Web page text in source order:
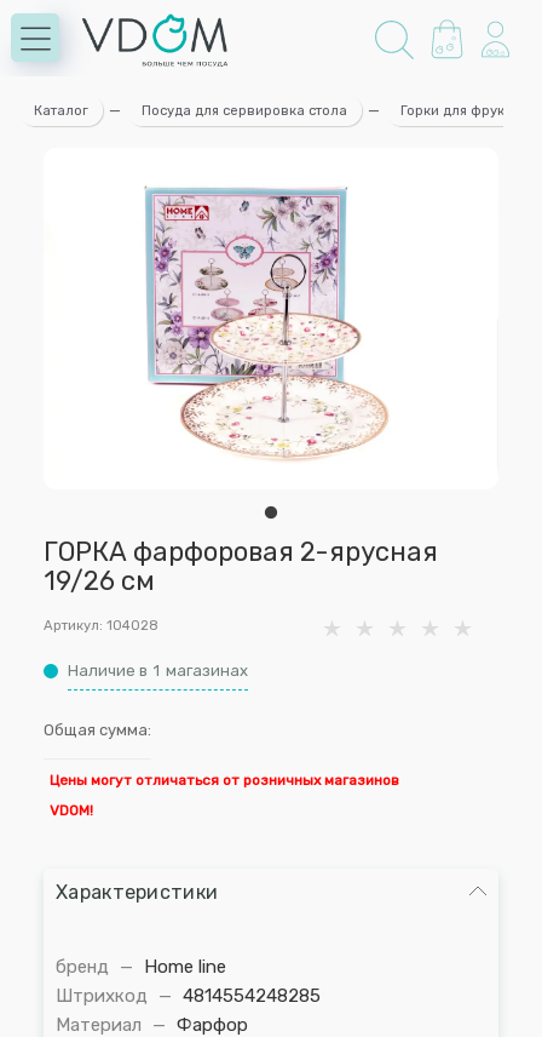
Каталог — Посуда для сервировка стола — Горки для фруктов.
ГОРКА фарфоровая 2-ярусная
19/26 см
Артикул: 104028
Наличие в 1 магазинах
Общая сумма:
Цены могут отличаться от розничных магазинов
VDOM!
Характеристики
бренд —
Home line
Штрихкод
— 4814554248285
Материал
— Фарфор